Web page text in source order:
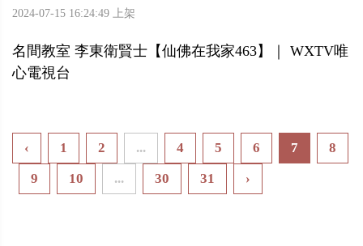
2024-07-15 16:24:49 上架
名間教室 李東衛賢士【仙佛在我家463】｜ WXTV唯
心電視台
‹ 1 2 ... 4 5 6 7
8
9
10 ... 30 31 ›